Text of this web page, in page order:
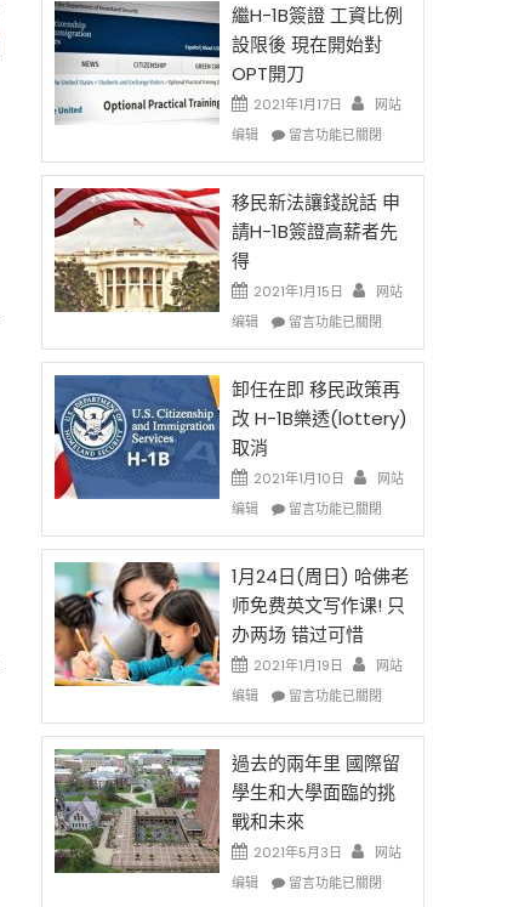
New
Year
Ox
Special
Issue〉
中
繼H-1B簽證 工資比例
設限後 現在開始對
OPT開刀
2021年1月17日
网站
编辑
在
H-
1B
簽
證
資
比
設
限
後
現
開
始
對
OPT
開
刀〉
中
留言功能已關閉
移民新法讓錢說話 申
請H-1B簽證高薪者先
得
2021年1月15日
网站
编辑
在
民
新
法
讓
說
話
請
H-
1B
簽
證
高
薪
者
先
得〉
中
留言功能已關閉
卸任在即 移民政策再
改 H-1B樂透(lottery)
取消
2021年1月10日
网站
编辑
在
任
在
即
移
民
政
策
改
H-
1B
樂
透
(lottery)
取
消〉
留言功能已關閉
1月24日(周日) 哈佛老
师免费英文写作课! 只
办两场 错过可惜
2021年1月19日
网站
编辑
在
月
24
日
(周
日)
哈
佛
留言功能已關閉
過去的兩年里 國際留
學生和大學面臨的挑
戰和未來
2021年5月3日
网站
编辑
在
留言功能已關閉